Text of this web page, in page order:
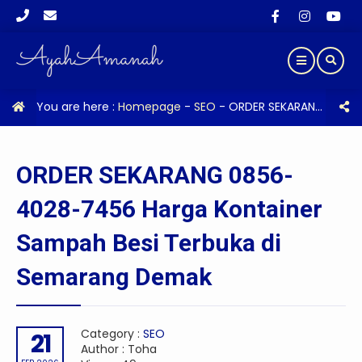
You are here : Homepage - SEO - ORDER SEKARANG 0856-4028-7456 Harga Kontainer Sampah Besi Terbuka di Semarang Demak
ORDER SEKARANG 0856-
4028-7456 Harga Kontainer
Sampah Besi Terbuka di
Semarang Demak
21 Category : SEO
Author : Toha